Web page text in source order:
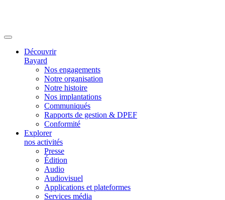
Découvrir
Bayard
Nos engagements
Notre organisation
Notre histoire
Nos implantations
Communiqués
Rapports de gestion & DPEF
Conformité
Explorer
nos activités
Presse
Édition
Audio
Audiovisuel
Applications et plateformes
Services média